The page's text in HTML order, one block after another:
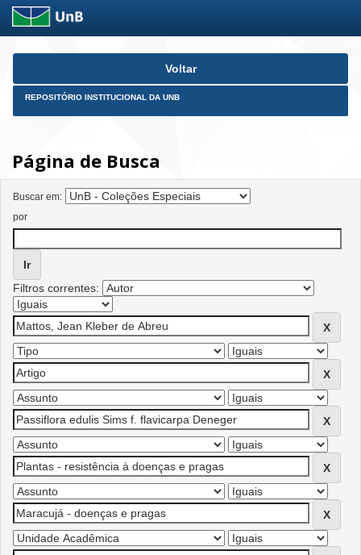
Skip
Voltar
REPOSITÓRIO INSTITUCIONAL DA UNB
Página de Busca
Buscar em:
por
Filtros correntes: